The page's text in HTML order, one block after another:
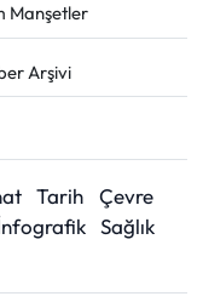
Manşetler
Arşivi
Tarih
Çevre
Sağlık